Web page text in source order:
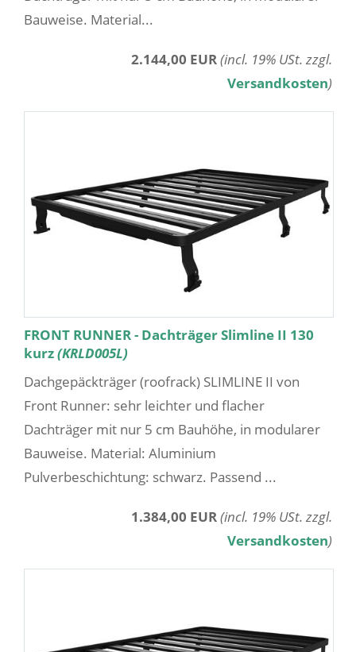
Bauweise. Material...
2.144,00 EUR(incl. 19% USt. zzgl.
Versandkosten)
FRONT RUNNER - Dachträger Slimline II 130
kurz(KRLD005L)
Dachgepäckträger (roofrack) SLIMLINE II von
Front Runner: sehr leichter und flacher
Dachträger mit nur 5 cm Bauhöhe, in modularer
Bauweise. Material: Aluminium
Pulverbeschichtung: schwarz. Passend ...
1.384,00 EUR(incl. 19% USt. zzgl.
Versandkosten)